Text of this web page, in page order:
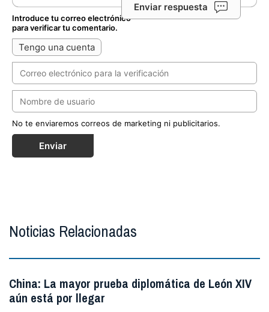
Enviar respuesta
Introduce tu correo electrónico
para verificar tu comentario.
Tengo una cuenta
No te enviaremos correos de marketing ni publicitarios.
Enviar
Noticias Relacionadas
China: La mayor prueba diplomática de León XIV
aún está por llegar